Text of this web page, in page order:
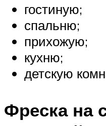
гостиную;
спальню;
прихожую;
кухню;
детскую
Фреска на